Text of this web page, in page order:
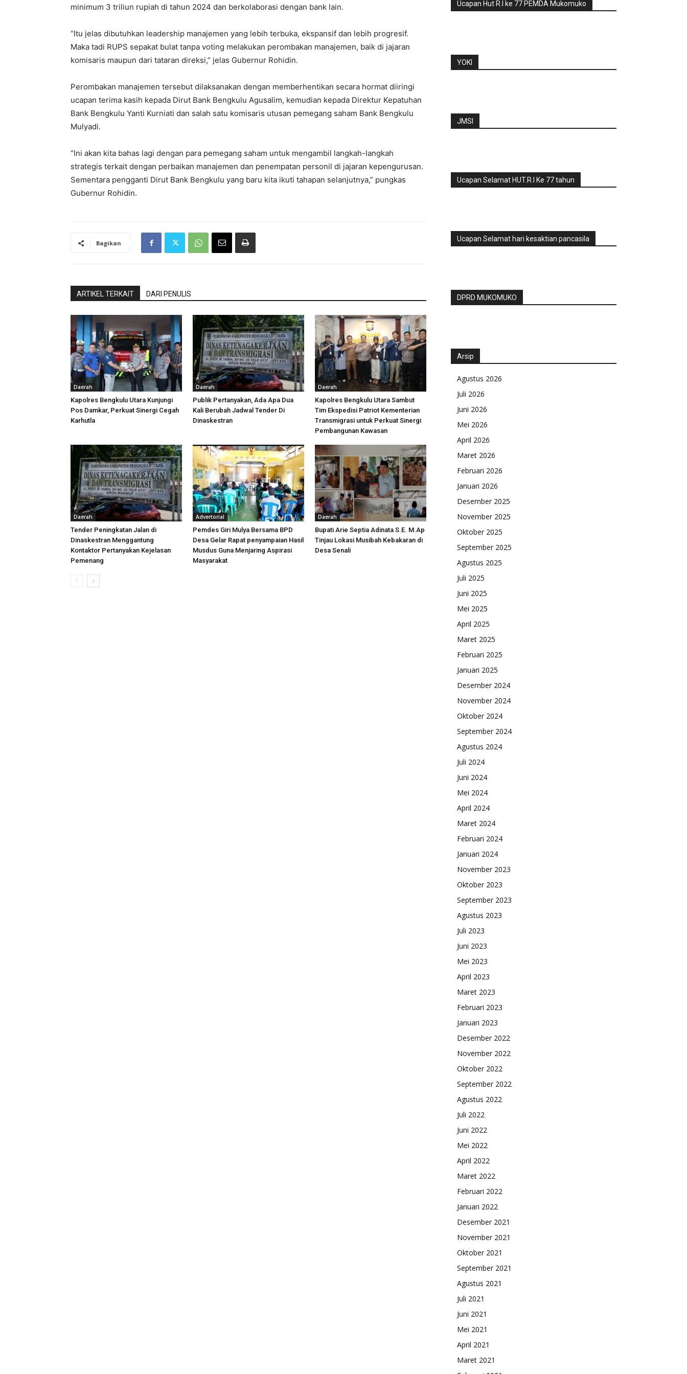
minimum 3 triliun rupiah di tahun 2024 dan berkolaborasi dengan bank lain.
“Itu jelas dibutuhkan leadership manajemen yang lebih terbuka, ekspansif dan lebih progresif.
Maka tadi RUPS sepakat bulat tanpa voting melakukan perombakan manajemen, baik di jajaran
komisaris maupun dari tataran direksi,” jelas Gubernur Rohidin.
Perombakan manajemen tersebut dilaksanakan dengan memberhentikan secara hormat diiringi
ucapan terima kasih kepada Dirut Bank Bengkulu Agusalim, kemudian kepada Direktur Kepatuhan
Bank Bengkulu Yanti Kurniati dan salah satu komisaris utusan pemegang saham Bank Bengkulu
Mulyadi.
“Ini akan kita bahas lagi dengan para pemegang saham untuk mengambil langkah-langkah
strategis terkait dengan perbaikan manajemen dan penempatan personil di jajaran kepengurusan.
Sementara pengganti Dirut Bank Bengkulu yang baru kita ikuti tahapan selanjutnya,” pungkas
Gubernur Rohidin.
Bagikan
ARTIKEL TERKAIT DARI PENULIS
Daerah
Kapolres Bengkulu Utara Kunjungi
Pos Damkar, Perkuat Sinergi Cegah
Karhutla
Daerah
Publik Pertanyakan, Ada Apa Dua
Kali Berubah Jadwal Tender Di
Dinaskestran
Daerah
Kapolres Bengkulu Utara Sambut
Tim Ekspedisi Patriot Kementerian
Transmigrasi untuk Perkuat Sinergi
Pembangunan Kawasan
Daerah
Tender Peningkatan Jalan di
Dinaskestran Menggantung
Kontaktor Pertanyakan Kejelasan
Pemenang
Advertorial
Pemdes Giri Mulya Bersama BPD
Desa Gelar Rapat penyampaian Hasil
Musdus Guna Menjaring Aspirasi
Masyarakat
Daerah
Bupati Arie Septia Adinata S.E. M.Ap
Tinjau Lokasi Musibah Kebakaran di
Desa Senali
Ucapan Hut R.I ke 77 PEMDA Mukomuko
YOKI
JMSI
Ucapan Selamat HUT.R.I Ke 77 tahun
Ucapan Selamat hari kesaktian pancasila
DPRD MUKOMUKO
Arsip
Agustus 2026
Juli 2026
Juni 2026
Mei 2026
April 2026
Maret 2026
Februari 2026
Januari 2026
Desember 2025
November 2025
Oktober 2025
September 2025
Agustus 2025
Juli 2025
Juni 2025
Mei 2025
April 2025
Maret 2025
Februari 2025
Januari 2025
Desember 2024
November 2024
Oktober 2024
September 2024
Agustus 2024
Juli 2024
Juni 2024
Mei 2024
April 2024
Maret 2024
Februari 2024
Januari 2024
November 2023
Oktober 2023
September 2023
Agustus 2023
Juli 2023
Juni 2023
Mei 2023
April 2023
Maret 2023
Februari 2023
Januari 2023
Desember 2022
November 2022
Oktober 2022
September 2022
Agustus 2022
Juli 2022
Juni 2022
Mei 2022
April 2022
Maret 2022
Februari 2022
Januari 2022
Desember 2021
November 2021
Oktober 2021
September 2021
Agustus 2021
Juli 2021
Juni 2021
Mei 2021
April 2021
Maret 2021